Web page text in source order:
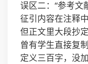
误区二：“参考文
征引内容在注释
但正文里大段抄
曾有学生直接复
定义三百字，没